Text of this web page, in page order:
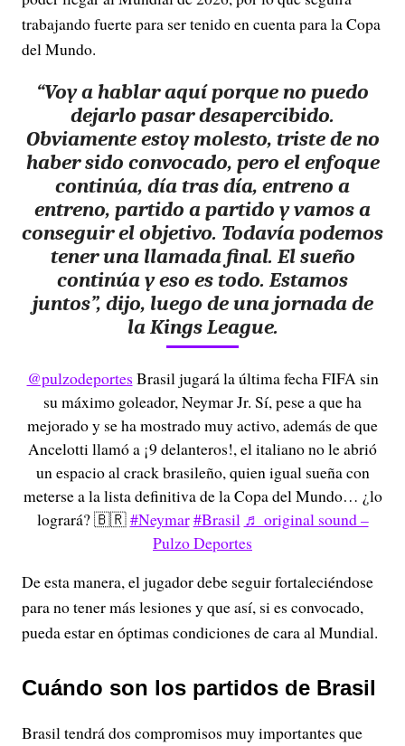
trabajando fuerte para ser tenido en cuenta para la Copa
del Mundo.
“Voy a hablar aquí porque no puedo
dejarlo pasar desapercibido.
Obviamente estoy molesto, triste de no
haber sido convocado, pero el enfoque
continúa, día tras día, entreno a
entreno, partido a partido y vamos a
conseguir el objetivo. Todavía podemos
tener una llamada final. El sueño
continúa y eso es todo. Estamos
juntos”, dijo, luego de una jornada de
la Kings League.
@pulzodeportes Brasil jugará la última fecha FIFA sin
su máximo goleador, Neymar Jr. Sí, pese a que ha
mejorado y se ha mostrado muy activo, además de que
Ancelotti llamó a ¡9 delanteros!, el italiano no le abrió
un espacio al crack brasileño, quien igual sueña con
meterse a la lista definitiva de la Copa del Mundo… ¿lo
logrará? 🇧🇷#Neymar#Brasil ♬ original sound –
Pulzo Deportes
De esta manera, el jugador debe seguir fortaleciéndose
para no tener más lesiones y que así, si es convocado,
pueda estar en óptimas condiciones de cara al Mundial.
Cuándo son los partidos de Brasil
Brasil tendrá dos compromisos muy importantes que